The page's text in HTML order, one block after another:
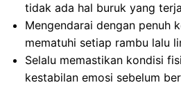
tidak ada hal buruk yang
Mengendarai dengan penuh
mematuhi setiap rambu lalu
Selalu memastikan kondisi
kestabilan emosi sebelum